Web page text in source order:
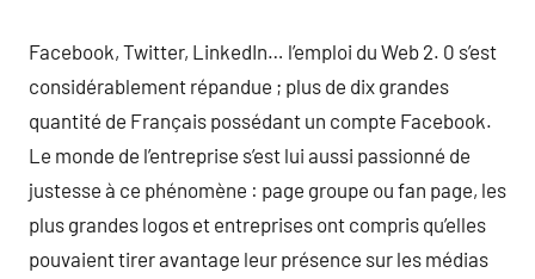
Facebook, Twitter, LinkedIn… l’emploi du Web 2. 0 s’est
considérablement répandue ; plus de dix grandes
quantité de Français possédant un compte Facebook.
Le monde de l’entreprise s’est lui aussi passionné de
justesse à ce phénomène : page groupe ou fan page, les
plus grandes logos et entreprises ont compris qu’elles
pouvaient tirer avantage leur présence sur les médias